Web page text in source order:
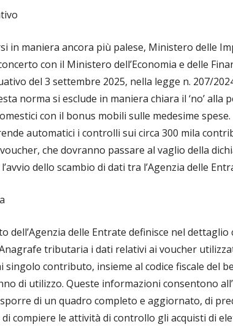
in maniera ancora più palese, Ministero delle
con il Ministero dell’Economia e delle
del 3 settembre 2025, nella legge n. 207/
norma si esclude in maniera chiara il ‘no’ alla
con il bonus mobili sulle medesime
automatici i controlli sui circa 300 mila
che dovranno passare al vaglio della
dello scambio di dati tra l’Agenzia delle
dell’Agenzia delle Entrate definisce nel
tributaria i dati relativi ai voucher
contributo, insieme al codice fiscale del
di utilizzo. Queste informazioni consentono
di un quadro completo e aggiornato, di
di compiere le attività di controllo gli acquisti di